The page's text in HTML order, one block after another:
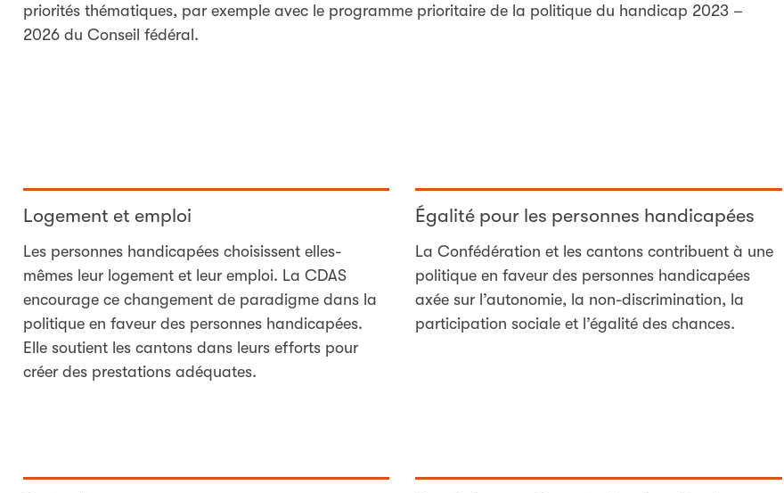
priorités thématiques, par exemple avec le programme prioritaire de la politique du handicap 2023 –
2026 du Conseil fédéral.
Logement et emploi
Les personnes handicapées choisissent elles-
mêmes leur logement et leur emploi. La CDAS
encourage ce changement de paradigme dans la
politique en faveur des personnes handicapées.
Elle soutient les cantons dans leurs efforts pour
créer des prestations adéquates.
Égalité pour les personnes handicapées
La Confédération et les cantons contribuent à une
politique en faveur des personnes handicapées
axée sur l’autonomie, la non-discrimination, la
participation sociale et l’égalité des chances.